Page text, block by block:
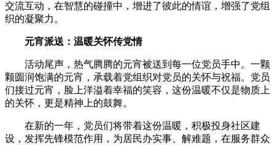
交流互动，在智慧的碰撞中，增进了彼此的情谊，增强了党组
织的凝聚力。
元宵派送：温暖关怀传党情
活动尾声，热气腾腾的元宵被送到每一位党员手中。一颗
颗圆润饱满的元宵，承载着党组织对党员的关怀与祝福。党员
们接过元宵，脸上洋溢着幸福的笑容，这份温暖不仅是物质上
的关怀，更是精神上的鼓舞。
在新的一年，党员们将带着这份温暖，积极投身社区建
设，发挥先锋模范作用，为居民办实事、解难题，在服务群众